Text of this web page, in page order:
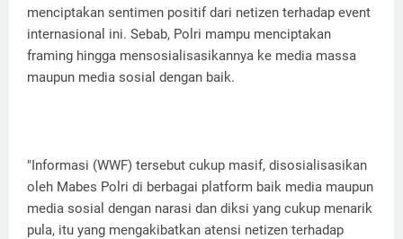
menciptakan sentimen positif dari netizen terhadap event
internasional ini. Sebab, Polri mampu menciptakan
framing hingga mensosialisasikannya ke media massa
maupun media sosial dengan baik.
"Informasi (WWF) tersebut cukup masif, disosialisasikan
oleh Mabes Polri di berbagai platform baik media maupun
media sosial dengan narasi dan diksi yang cukup menarik
pula, itu yang mengakibatkan atensi netizen terhadap